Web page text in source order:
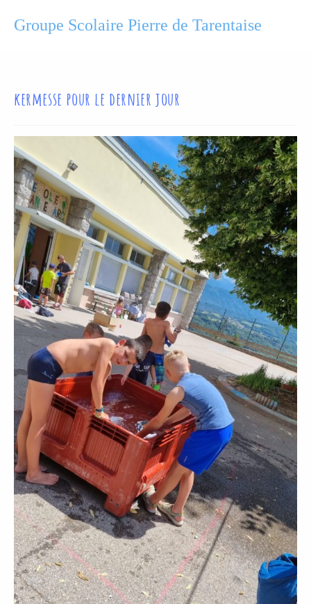
Groupe Scolaire Pierre de Tarentaise
kermesse pour le dernier jour